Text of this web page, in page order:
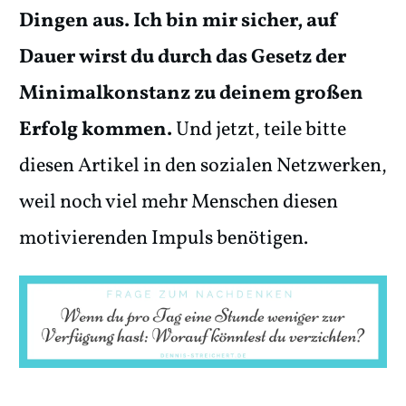
Dingen aus. Ich bin mir sicher, auf
Dauer wirst du durch das Gesetz der
Minimalkonstanz zu deinem großen
Erfolg kommen.Und jetzt, teile bitte
diesen Artikel in den sozialen Netzwerken,
weil noch viel mehr Menschen diesen
motivierenden Impuls benötigen.